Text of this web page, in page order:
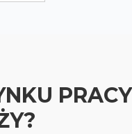
PRACY